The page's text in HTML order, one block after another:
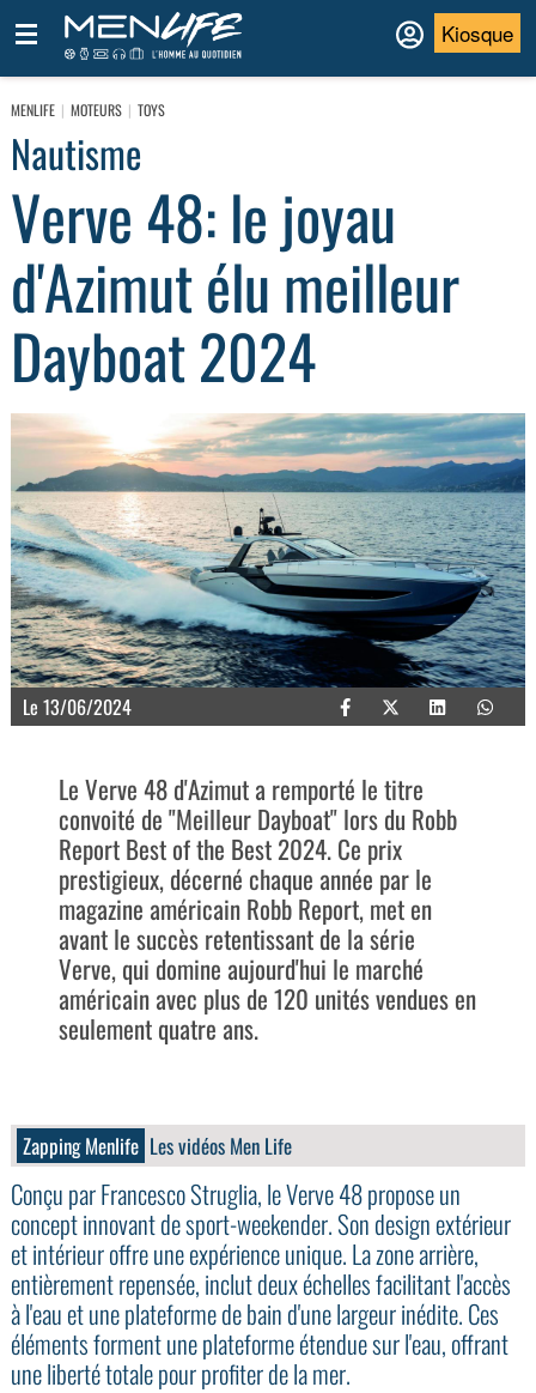
Kiosque
MENLIFE MOTEURS TOYS
Nautisme
Verve 48: le joyau
d'Azimut élu meilleur
Dayboat 2024
Le 13/06/2024
Le Verve 48 d'Azimut a remporté le titre
convoité de "Meilleur Dayboat" lors du Robb
Report Best of the Best 2024. Ce prix
prestigieux, décerné chaque année par le
magazine américain Robb Report, met en
avant le succès retentissant de la série
Verve, qui domine aujourd'hui le marché
américain avec plus de 120 unités vendues en
seulement quatre ans.
Zapping Menlife Les vidéos Men Life
Conçu par Francesco Struglia, le Verve 48 propose un
concept innovant de sport-weekender. Son design extérieur
et intérieur offre une expérience unique. La zone arrière,
entièrement repensée, inclut deux échelles facilitant l'accès
à l'eau et une plateforme de bain d'une largeur inédite. Ces
éléments forment une plateforme étendue sur l'eau, offrant
une liberté totale pour profiter de la mer.